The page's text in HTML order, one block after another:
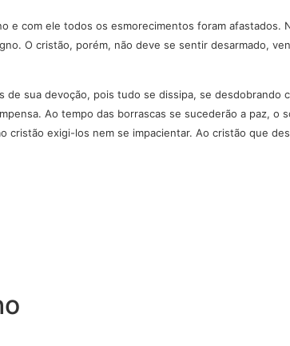
com ele todos os esmorecimentos foram afastados.
O cristão, porém, não deve se sentir desarmado,
sua devoção, pois tudo se dissipa, se desdobrando
Ao tempo das borrascas se sucederão a paz,
exigi-los nem se impacientar. Ao cristão que